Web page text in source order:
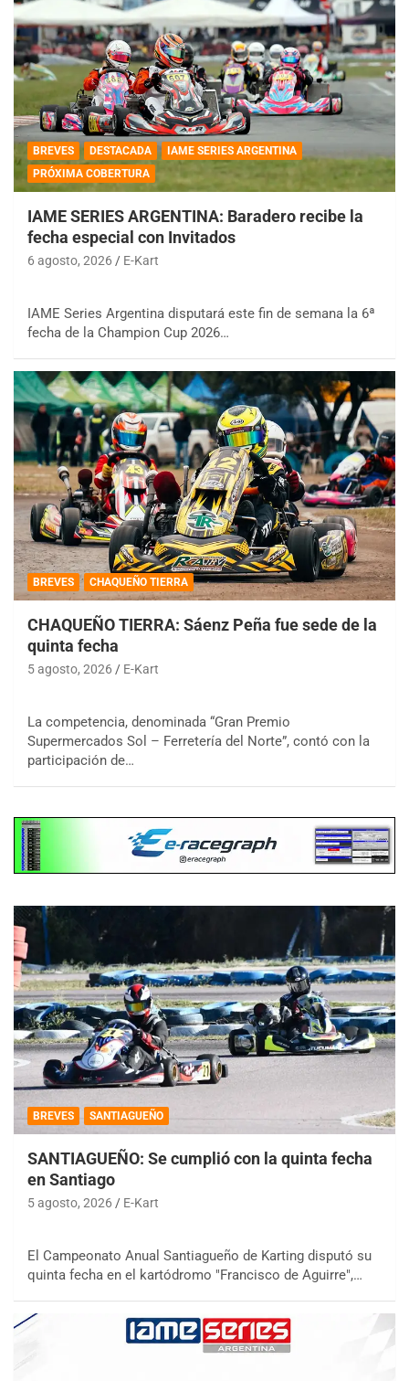
BREVES DESTACADA
IAME SERIES ARGENTINA
PRÓXIMA COBERTURA
IAME SERIES ARGENTINA: Baradero recibe la
fecha especial con Invitados
6 agosto, 2026 E-Kart
IAME Series Argentina disputará este fin de semana la 6ª
fecha de la Champion Cup 2026…
BREVES CHAQUEÑO TIERRA
CHAQUEÑO TIERRA: Sáenz Peña fue sede de la
quinta fecha
5 agosto, 2026 E-Kart
La competencia, denominada “Gran Premio
Supermercados Sol – Ferretería del Norte”, contó con la
participación de…
BREVES SANTIAGUEÑO
SANTIAGUEÑO: Se cumplió con la quinta fecha
en Santiago
5 agosto, 2026 E-Kart
El Campeonato Anual Santiagueño de Karting disputó su
quinta fecha en el kartódromo "Francisco de Aguirre",…